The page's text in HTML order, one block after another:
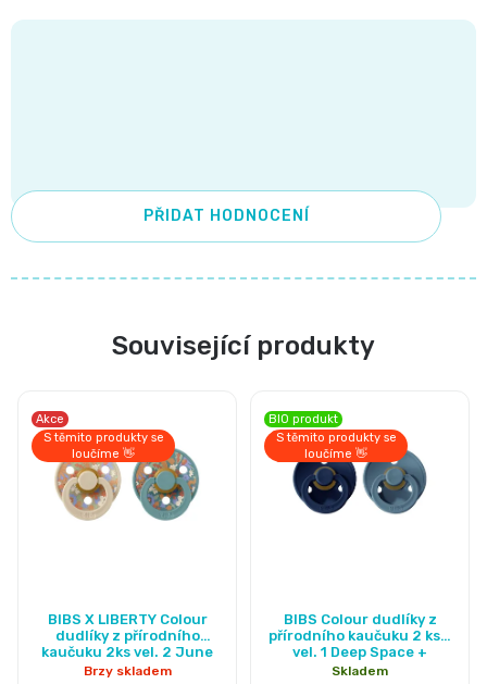
plenky
a
pleny
Pleny
Oblíbené
PŘIDAT HODNOCENÍ
Související produkty
Akce
S těmito produkty se
loučíme 👋
BIBS X LIBERTY Colour
dudlíky z přírodního
kaučuku 2ks vel. 2 June
Blossom Vanilla Hush mix
Brzy skladem
BIO produkt
S těmito produkty se
loučíme 👋
BIBS Colour dudlíky z
přírodního kaučuku 2 ks -
vel. 1 Deep Space +
Petrol
hodnocení
produktu
Skladem